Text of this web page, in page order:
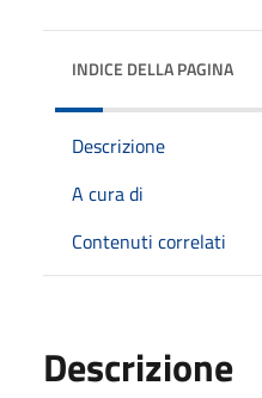
INDICE DELLA PAGINA
Descrizione
A cura di
Contenuti correlati
Descrizione